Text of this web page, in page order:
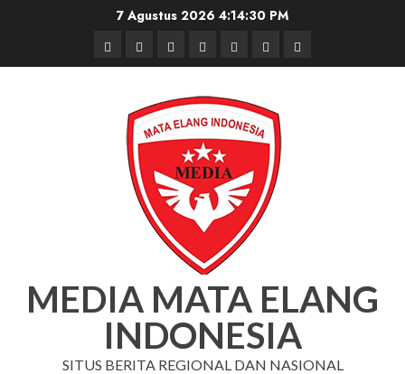
7 Agustus 20264:14:31 PM
BerandaNasionalDaerahHukum
dan
Kriminal
Pendidikan
Box
Redaksi
Iklan
MEDIA MATA ELANG
INDONESIA
SITUS BERITA REGIONAL DAN NASIONAL